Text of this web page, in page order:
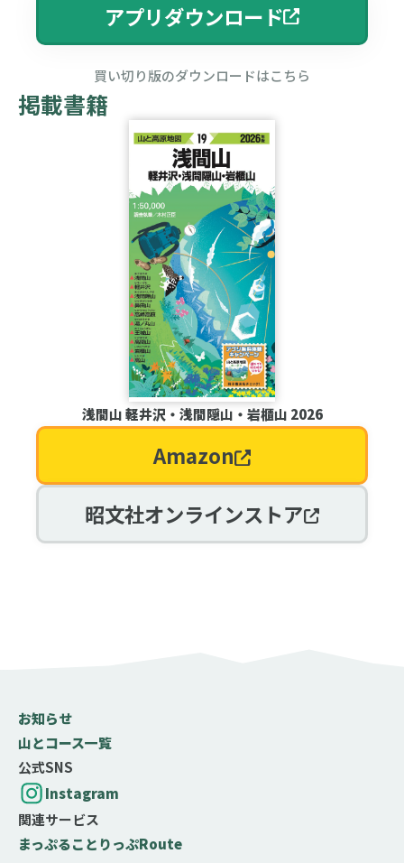
アプリダウンロード
買い切り版のダウンロードはこちら
掲載書籍
浅間山 軽井沢・浅間隠山・岩櫃山 2026
Amazon
昭文社オンラインストア
お知らせ
山とコース一覧
公式SNS
Instagram
関連サービス
まっぷることりっぷRoute